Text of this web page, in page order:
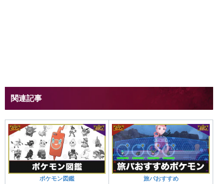
関連記事
ポケモン図鑑 旅パおすすめ